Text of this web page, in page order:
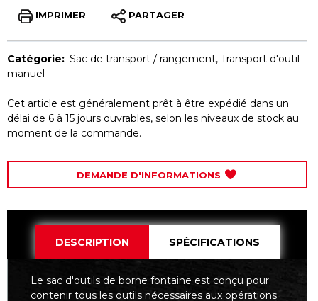
IMPRIMER PARTAGER
Catégorie: Sac de transport / rangement, Transport d'outil
manuel
Cet article est généralement prêt à être expédié dans un
délai de 6 à 15 jours ouvrables, selon les niveaux de stock au
moment de la commande.
DEMANDE D'INFORMATIONS
DESCRIPTION SPÉCIFICATIONS
Le sac d'outils de borne fontaine est conçu pour
contenir tous les outils nécessaires aux opérations